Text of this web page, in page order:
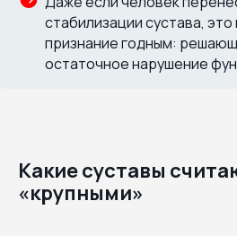
стабилизации сустава,
признание годным:
остаточное нарушение
Какие суставы
«крупными»